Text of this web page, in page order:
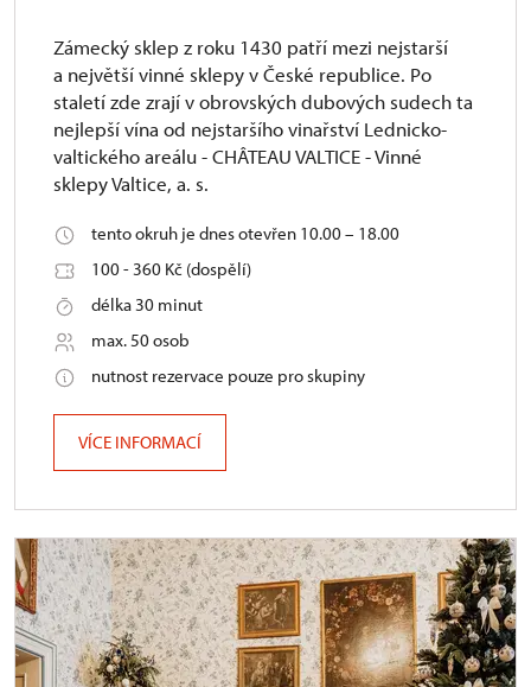
Zámecký sklep z roku 1430 patří mezi nejstarší
a největší vinné sklepy v České republice. Po
staletí zde zrají v obrovských dubových sudech ta
nejlepší vína od nejstaršího vinařství Lednicko-
valtického areálu - CHÂTEAU VALTICE - Vinné
sklepy Valtice, a. s.
tento okruh je dnes otevřen 10.00 – 18.00
100 - 360 Kč (dospělí)
délka 30 minut
max. 50 osob
nutnost rezervace pouze pro skupiny
VÍCE INFORMACÍ